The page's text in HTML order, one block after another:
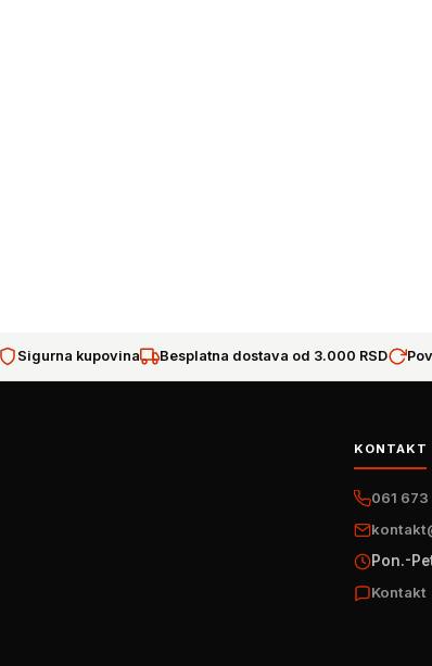
Sigurna kupovina Besplatna dostava od 3.000 RSD
KONTAKT
061
Pon.-
Kontakt